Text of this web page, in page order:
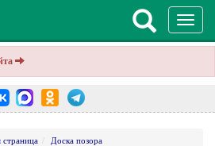
страница
Доска позора